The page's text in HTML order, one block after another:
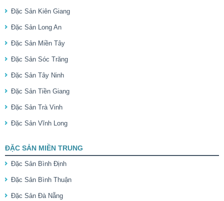
Đặc Sản Kiên Giang
Đặc Sản Long An
Đặc Sản Miền Tây
Đặc Sản Sóc Trăng
Đặc Sản Tây Ninh
Đặc Sản Tiền Giang
Đặc Sản Trà Vinh
Đặc Sản Vĩnh Long
ĐẶC SẢN MIỀN TRUNG
Đặc Sản Bình Định
Đặc Sản Bình Thuận
Đặc Sản Đà Nẵng